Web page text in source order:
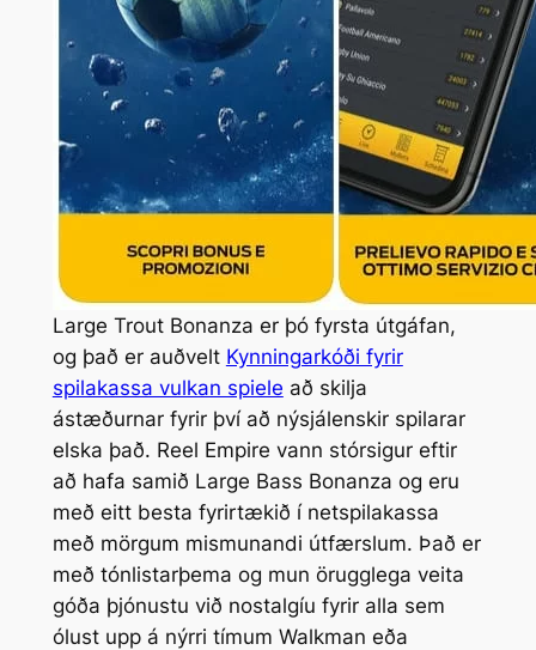
Large Trout Bonanza er þó fyrsta útgáfan,
og það er auðvelt Kynningarkóði fyrir
spilakassa vulkan spiele að skilja
ástæðurnar fyrir því að nýsjálenskir ​​spilarar
elska það. Reel Empire vann stórsigur eftir
að hafa samið Large Bass Bonanza og eru
með eitt besta fyrirtækið í netspilakassa
með mörgum mismunandi útfærslum. Það er
með tónlistarþema og mun örugglega veita
góða þjónustu við nostalgíu fyrir alla sem
ólust upp á nýrri tímum Walkman eða